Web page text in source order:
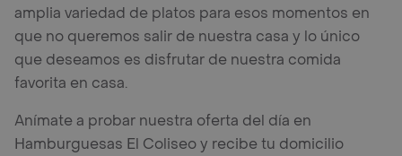
amplia variedad de platos para esos momentos en
que no queremos salir de nuestra casa y lo único
que deseamos es disfrutar de nuestra comida
favorita en casa.
Anímate a probar nuestra oferta del día en
Hamburguesas El Coliseo y recibe tu domicilio